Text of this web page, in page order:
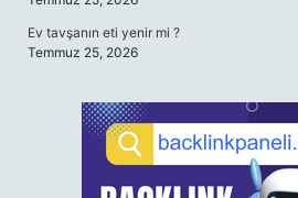
Ev tavşanın eti yenir mi ?
Temmuz 25, 2026